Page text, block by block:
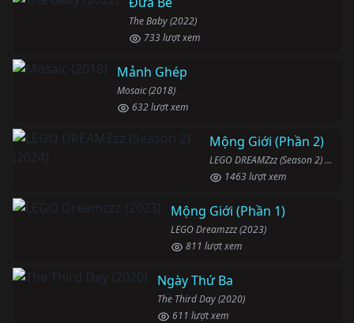
The Baby (2022)
733 lượt xem
Mảnh Ghép
Mosaic (2018)
632 lượt xem
Mộng Giới (Phần 2)
LEGO DREAMZzz (Season 2) (2024)
1463 lượt xem
Mộng Giới (Phần 1)
LEGO Dreamzzz (2023)
811 lượt xem
Ngày Thứ Ba
The Third Day (2020)
611 lượt xem